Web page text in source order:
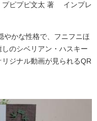
ピプピ文太 著 インプレ
かな性格で、フニフニほ
のシベリアン・ハスキー
リジナル動画が見られるQR